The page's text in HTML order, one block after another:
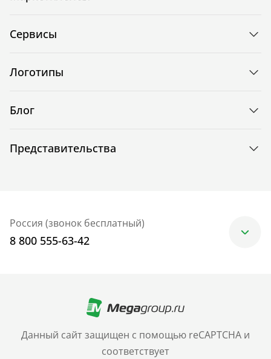
Данный сайт защищен с помощью reCAPTCHA и
соответствует
Сервисы
Логотипы
Блог
Представительства
Россия (звонок бесплатный)
8 800 555-63-42
+7 (499) 705-30-10
Санкт-Петербург
+7 (812) 600-77-33